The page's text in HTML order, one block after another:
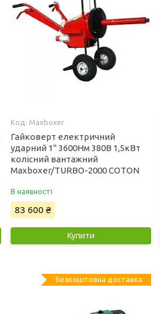
Maxboxer
Гайковерт електричний
ударний 1" 3600Нм 380В 1,5кВт
колісний вантажний
Maxboxer/TURBO-2000 COTON
В наявності
83 600 ₴
Купити
Безкоштовна доставка